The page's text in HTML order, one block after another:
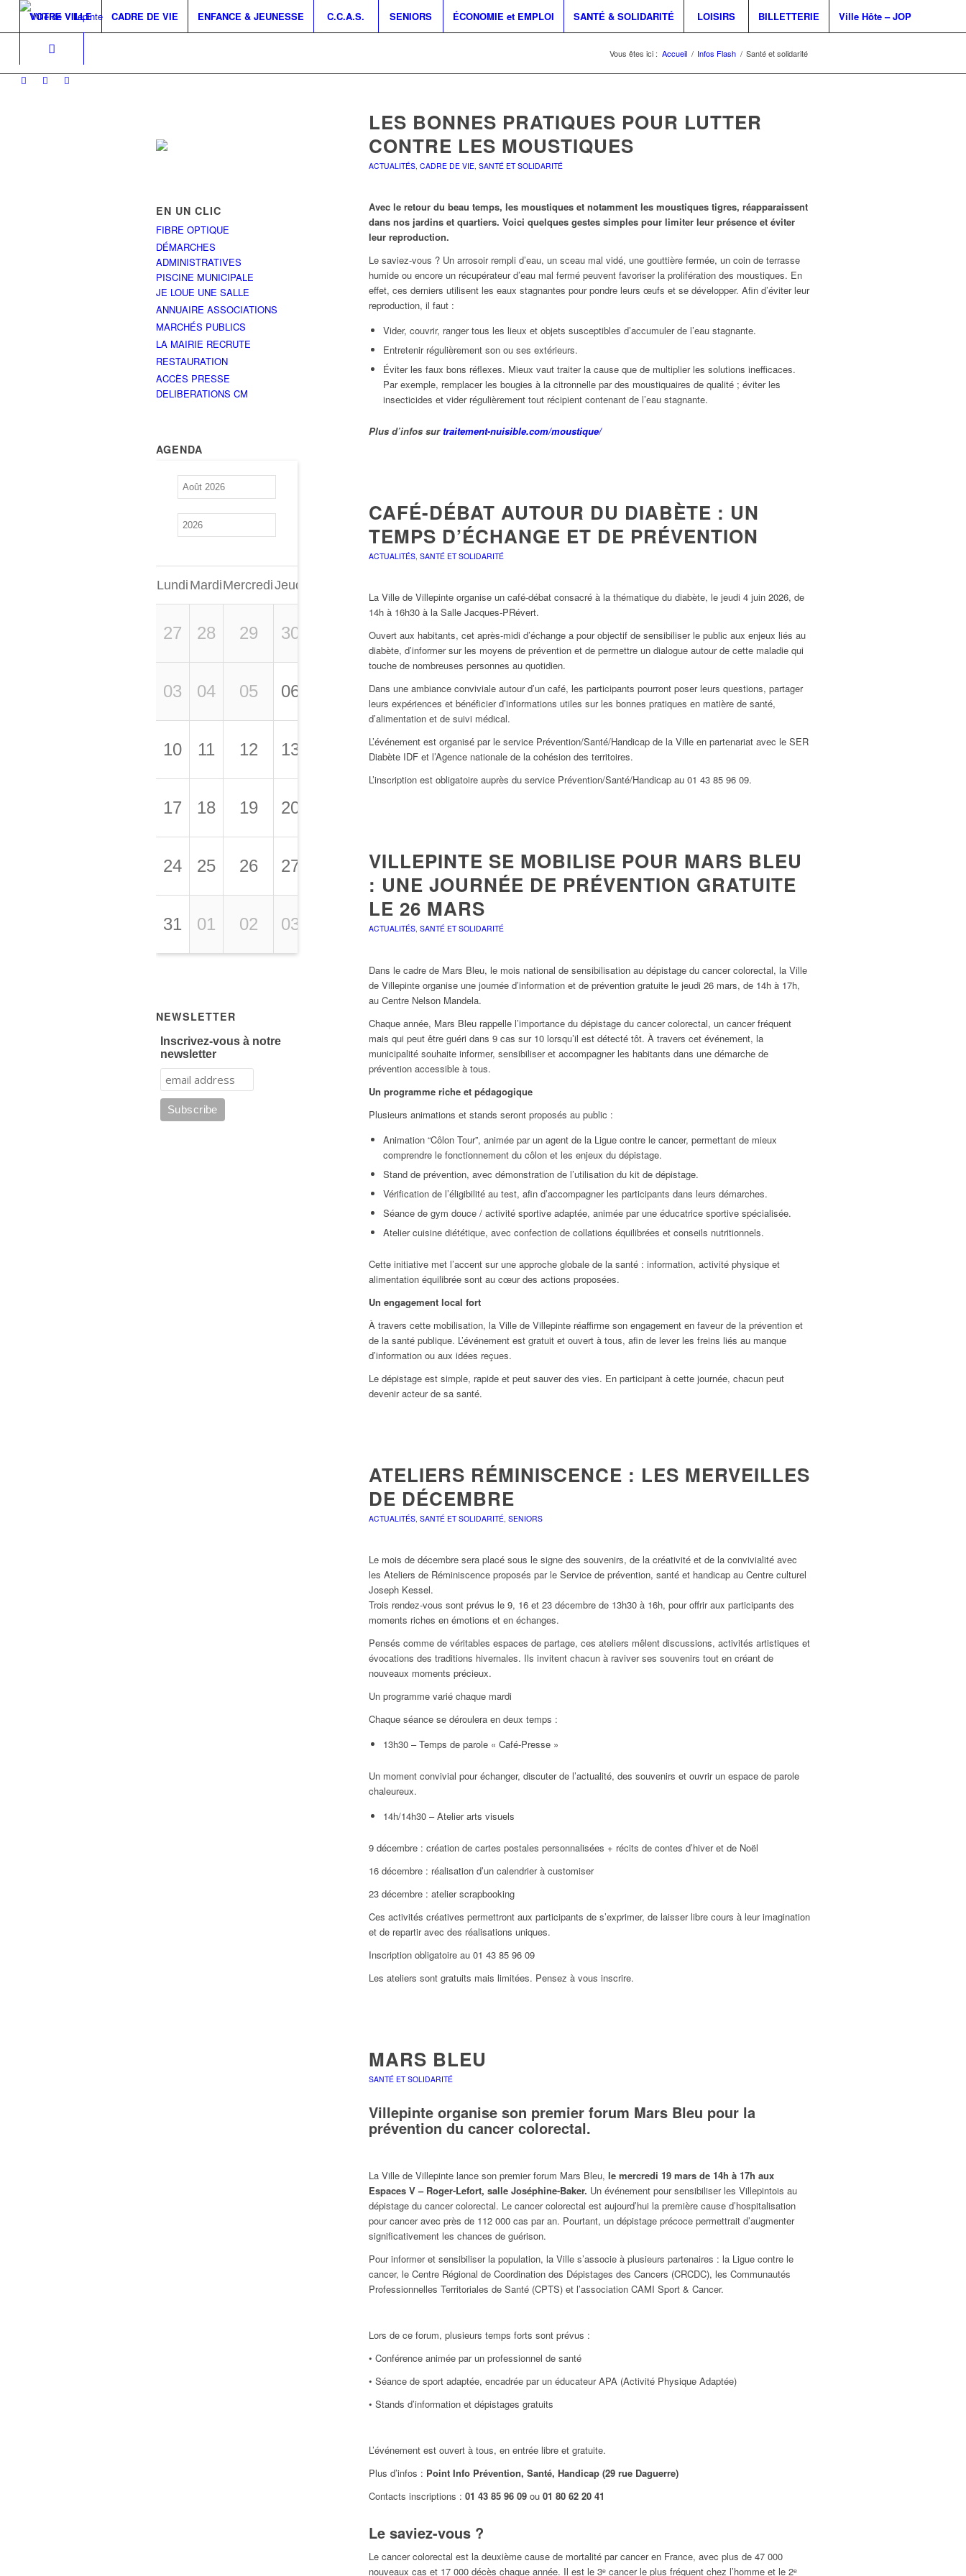
VOTRE VILLE CADRE DE VIE ENFANCE & JEUNESSE C.C.A.S. SENIORS ÉCONOMIE et EMPLOI SANTÉ & SOLIDARITÉ LOISIRS BILLETTERIE Ville Hôte – JOP
Vous êtes ici : Accueil / Infos Flash / Santé et solidarité
LES BONNES PRATIQUES POUR LUTTER
CONTRE LES MOUSTIQUES
ACTUALITÉS, CADRE DE VIE, SANTÉ ET SOLIDARITÉ
Avec le retour du beau temps, les moustiques et notamment les moustiques tigres, réapparaissent
dans nos jardins et quartiers. Voici quelques gestes simples pour limiter leur présence et éviter
leur reproduction.
Le saviez-vous ? Un arrosoir rempli d’eau, un sceau mal vidé, une gouttière fermée, un coin de terrasse
humide ou encore un récupérateur d’eau mal fermé peuvent favoriser la prolifération des moustiques. En
effet, ces derniers utilisent les eaux stagnantes pour pondre leurs œufs et se développer. Afin d’éviter leur
reproduction, il faut :
Vider, couvrir, ranger tous les lieux et objets susceptibles d’accumuler de l’eau stagnante.
Entretenir régulièrement son ou ses extérieurs.
Éviter les faux bons réflexes. Mieux vaut traiter la cause que de multiplier les solutions inefficaces.
Par exemple, remplacer les bougies à la citronnelle par des moustiquaires de qualité ; éviter les
insecticides et vider régulièrement tout récipient contenant de l’eau stagnante.
Plus d’infos surtraitement-nuisible.com/moustique/
CAFÉ-DÉBAT AUTOUR DU DIABÈTE : UN
TEMPS D’ÉCHANGE ET DE PRÉVENTION
ACTUALITÉS, SANTÉ ET SOLIDARITÉ
La Ville de Villepinte organise un café-débat consacré à la thématique du diabète, le jeudi 4 juin 2026, de
14h à 16h30 à la Salle Jacques-PRévert.
Ouvert aux habitants, cet après-midi d’échange a pour objectif de sensibiliser le public aux enjeux liés au
diabète, d’informer sur les moyens de prévention et de permettre un dialogue autour de cette maladie qui
touche de nombreuses personnes au quotidien.
Dans une ambiance conviviale autour d’un café, les participants pourront poser leurs questions, partager
leurs expériences et bénéficier d’informations utiles sur les bonnes pratiques en matière de santé,
d’alimentation et de suivi médical.
L’événement est organisé par le service Prévention/Santé/Handicap de la Ville en partenariat avec le SER
Diabète IDF et l’Agence nationale de la cohésion des territoires.
L’inscription est obligatoire auprès du service Prévention/Santé/Handicap au 01 43 85 96 09.
VILLEPINTE SE MOBILISE POUR MARS BLEU
: UNE JOURNÉE DE PRÉVENTION GRATUITE
LE 26 MARS
ACTUALITÉS, SANTÉ ET SOLIDARITÉ
Dans le cadre de Mars Bleu, le mois national de sensibilisation au dépistage du cancer colorectal, la Ville
de Villepinte organise une journée d’information et de prévention gratuite le jeudi 26 mars, de 14h à 17h,
au Centre Nelson Mandela.
Chaque année, Mars Bleu rappelle l’importance du dépistage du cancer colorectal, un cancer fréquent
mais qui peut être guéri dans 9 cas sur 10 lorsqu’il est détecté tôt. À travers cet événement, la
municipalité souhaite informer, sensibiliser et accompagner les habitants dans une démarche de
prévention accessible à tous.
Un programme riche et pédagogique
Plusieurs animations et stands seront proposés au public :
Animation “Côlon Tour”, animée par un agent de la Ligue contre le cancer, permettant de mieux
comprendre le fonctionnement du côlon et les enjeux du dépistage.
Stand de prévention, avec démonstration de l’utilisation du kit de dépistage.
Vérification de l’éligibilité au test, afin d’accompagner les participants dans leurs démarches.
Séance de gym douce / activité sportive adaptée, animée par une éducatrice sportive spécialisée.
Atelier cuisine diététique, avec confection de collations équilibrées et conseils nutritionnels.
Cette initiative met l’accent sur une approche globale de la santé : information, activité physique et
alimentation équilibrée sont au cœur des actions proposées.
Un engagement local fort
À travers cette mobilisation, la Ville de Villepinte réaffirme son engagement en faveur de la prévention et
de la santé publique. L’événement est gratuit et ouvert à tous, afin de lever les freins liés au manque
d’information ou aux idées reçues.
Le dépistage est simple, rapide et peut sauver des vies. En participant à cette journée, chacun peut
devenir acteur de sa santé.
ATELIERS RÉMINISCENCE : LES MERVEILLES
DE DÉCEMBRE
ACTUALITÉS, SANTÉ ET SOLIDARITÉ, SENIORS
Le mois de décembre sera placé sous le signe des souvenirs, de la créativité et de la convivialité avec
les Ateliers de Réminiscence proposés par le Service de prévention, santé et handicap au Centre culturel
Joseph Kessel.
Trois rendez-vous sont prévus le 9, 16 et 23 décembre de 13h30 à 16h, pour offrir aux participants des
moments riches en émotions et en échanges.
Pensés comme de véritables espaces de partage, ces ateliers mêlent discussions, activités artistiques et
évocations des traditions hivernales. Ils invitent chacun à raviver ses souvenirs tout en créant de
nouveaux moments précieux.
Un programme varié chaque mardi
Chaque séance se déroulera en deux temps :
13h30 – Temps de parole « Café-Presse »
Un moment convivial pour échanger, discuter de l’actualité, des souvenirs et ouvrir un espace de parole
chaleureux.
14h/14h30 – Atelier arts visuels
9 décembre : création de cartes postales personnalisées + récits de contes d’hiver et de Noël
16 décembre : réalisation d’un calendrier à customiser
23 décembre : atelier scrapbooking
Ces activités créatives permettront aux participants de s’exprimer, de laisser libre cours à leur imagination
et de repartir avec des réalisations uniques.
Inscription obligatoire au 01 43 85 96 09
Les ateliers sont gratuits mais limitées. Pensez à vous inscrire.
MARS BLEU
SANTÉ ET SOLIDARITÉ
Villepinte organise son premier forum Mars Bleu pour la
prévention du cancer colorectal.
La Ville de Villepinte lance son premier forum Mars Bleu, le mercredi 19 mars de 14h à 17h aux
Espaces V – Roger-Lefort, salle Joséphine-Baker. Un événement pour sensibiliser les Villepintois au
dépistage du cancer colorectal. Le cancer colorectal est aujourd’hui la première cause d’hospitalisation
pour cancer avec près de 112 000 cas par an. Pourtant, un dépistage précoce permettrait d’augmenter
significativement les chances de guérison.
Pour informer et sensibiliser la population, la Ville s’associe à plusieurs partenaires : la Ligue contre le
cancer, le Centre Régional de Coordination des Dépistages des Cancers (CRCDC), les Communautés
Professionnelles Territoriales de Santé (CPTS) et l’association CAMI Sport & Cancer.
Lors de ce forum, plusieurs temps forts sont prévus :
• Conférence animée par un professionnel de santé
• Séance de sport adaptée, encadrée par un éducateur APA (Activité Physique Adaptée)
• Stands d’information et dépistages gratuits
L’événement est ouvert à tous, en entrée libre et gratuite.
Plus d’infos : Point Info Prévention, Santé, Handicap (29 rue Daguerre)
Contacts inscriptions : 01 43 85 96 09 ou01 80 62 20 41
Le saviez-vous ?
Le cancer colorectal est la deuxième cause de mortalité par cancer en France, avec plus de 47 000
nouveaux cas et 17 000 décès chaque année. Il est le 3ᵉ cancer le plus fréquent chez l’homme et le 2ᵉ
EN UN CLIC
FIBRE OPTIQUE
DÉMARCHES
ADMINISTRATIVES
PISCINE MUNICIPALE
JE LOUE UNE SALLE
ANNUAIRE ASSOCIATIONS
MARCHÉS PUBLICS
LA MAIRIE RECRUTE
RESTAURATION
ACCÈS PRESSE
DELIBERATIONS CM
AGENDA
Lundi MardiMercrediJeudi
27 28 29 30 01 02
03 04 05 06 08 09
10 11 12 13 15 16
17 18 19 20
24 25 26 27 29 30
31 01 02 03 05 06
NEWSLETTER
Inscrivez-vous à notre
newsletter